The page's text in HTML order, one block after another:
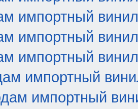
импортный винил
импортный винил
импортный винил
импортный
импортный